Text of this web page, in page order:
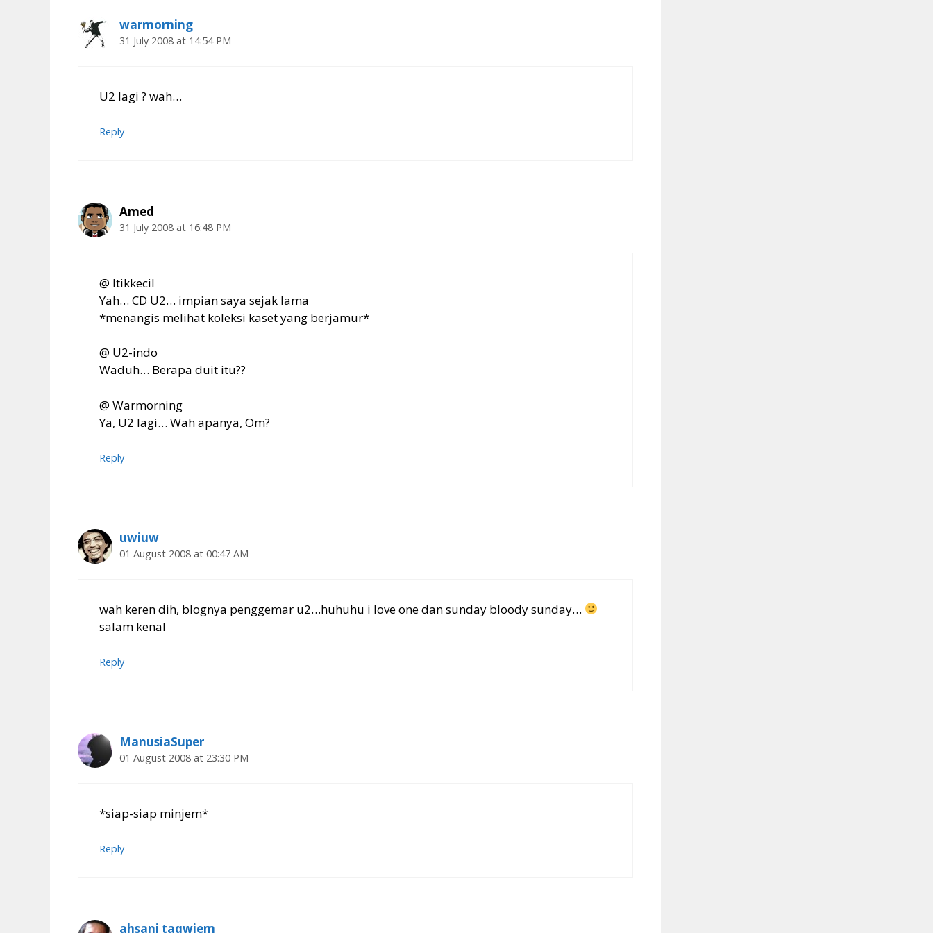
warmorning
31 July 2008 at 14:54 PM
U2 lagi ? wah…
Reply
Amed
31 July 2008 at 16:48 PM
@ Itikkecil
Yah… CD U2… impian saya sejak lama
*menangis melihat koleksi kaset yang berjamur*
@ U2-indo
Waduh… Berapa duit itu??
@ Warmorning
Ya, U2 lagi… Wah apanya, Om?
Reply
uwiuw
01 August 2008 at 00:47 AM
wah keren dih, blognya penggemar u2…huhuhu i love one dan sunday bloody sunday…
salam kenal
Reply
ManusiaSuper
01 August 2008 at 23:30 PM
*siap-siap minjem*
Reply
ahsani taqwiem